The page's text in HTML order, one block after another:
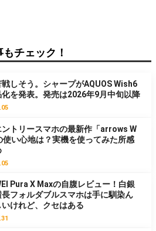
チェック！
しそう。シャープがAQUOS Wish6
化を発表。発売は2026年9月中旬以降
ントリースマホの最新作「arrows W
使い心地は？実機を使ってみた所感
Pura X Maxの自腹レビュー！白銀
長フォルダブルスマホは手に馴染ん
けれど、クセはある